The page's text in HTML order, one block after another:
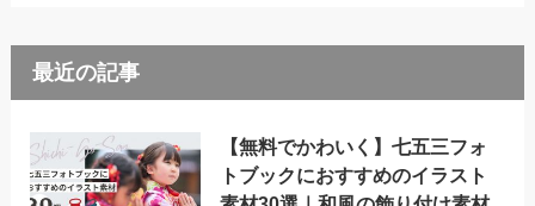
最近の記事
【無料でかわいく】七五三フォ
トブックにおすすめのイラスト